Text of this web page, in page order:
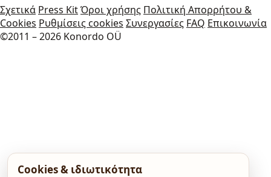
Σχετικά Press KitΌροι χρήσης Πολιτική Απορρήτου &
Cookies Ρυθμίσεις cookies Συνεργασίες FAQ Επικοινωνία
©2011 – 2026 Konordo OÜ
Cookies & ιδιωτικότητα